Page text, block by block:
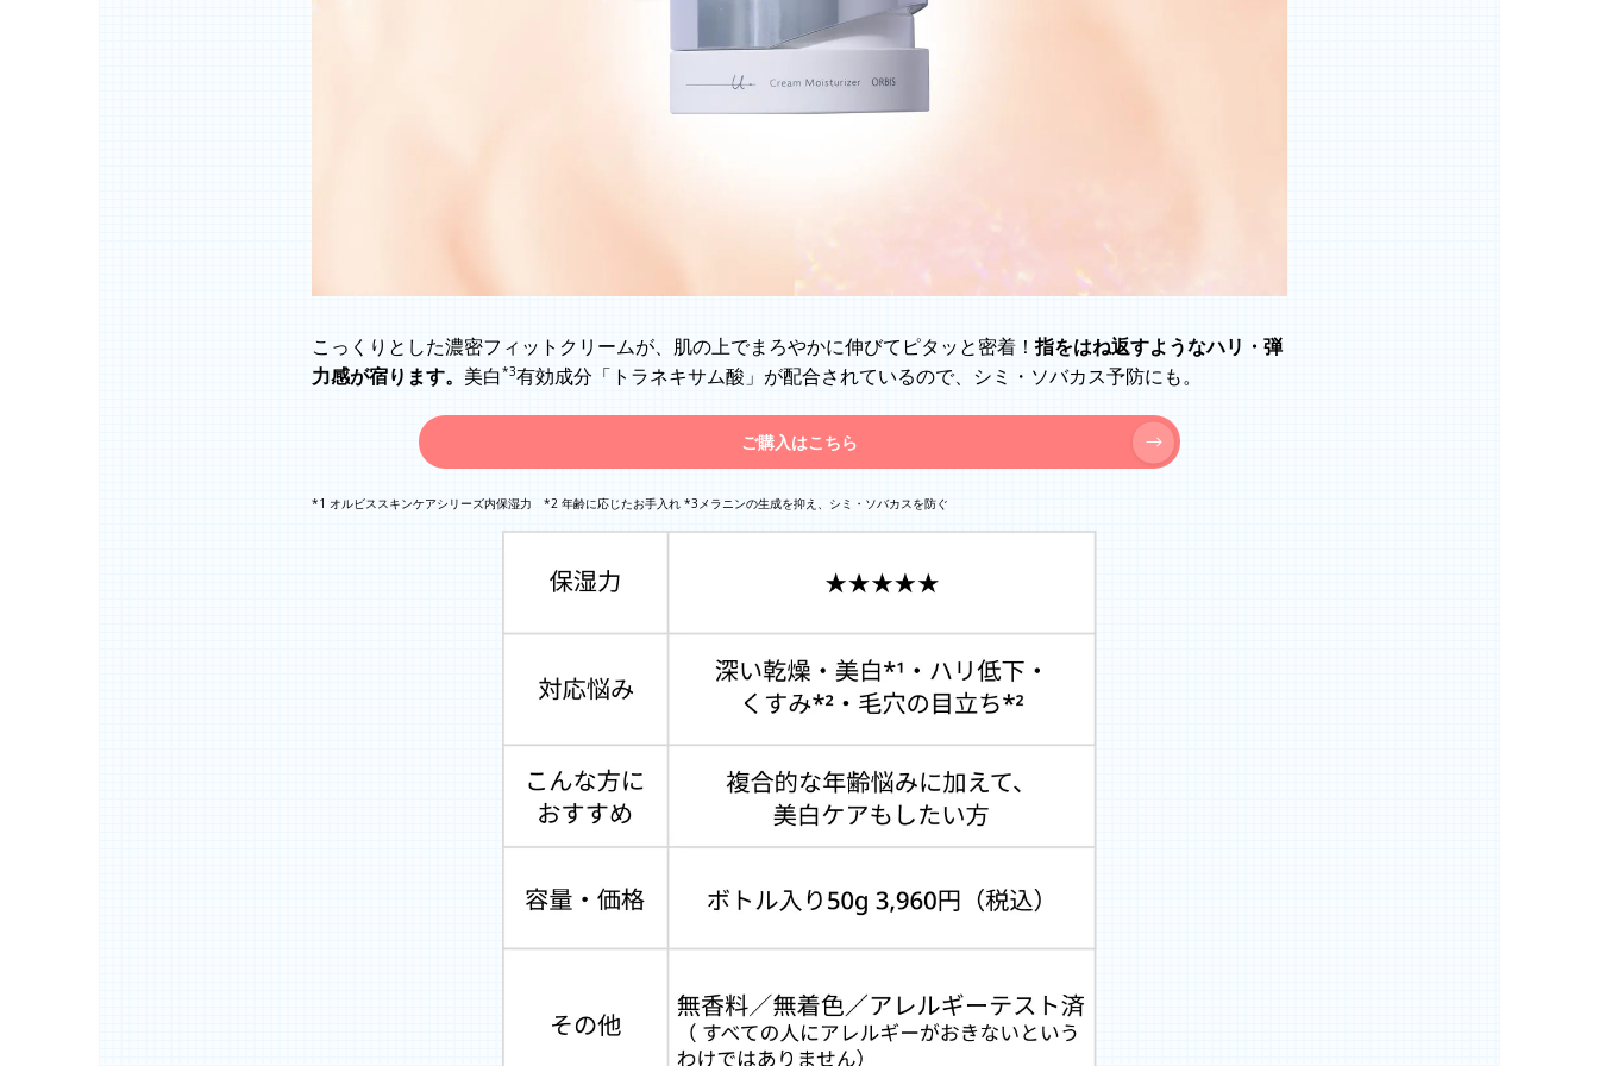
こっくりとした濃密フィットクリームが、肌の上でまろやかに伸びてピタッと密着！指をはね返すようなハリ・弾
力感が宿ります。 美白*3有効成分「トラネキサム酸」が配合されているので、シミ・ソバカス予防にも。
ご購入はこちら
*1 オルビススキンケアシリーズ内保湿力 *2 年齢に応じたお手入れ *3メラニンの生成を抑え、シミ・ソバカスを防ぐ